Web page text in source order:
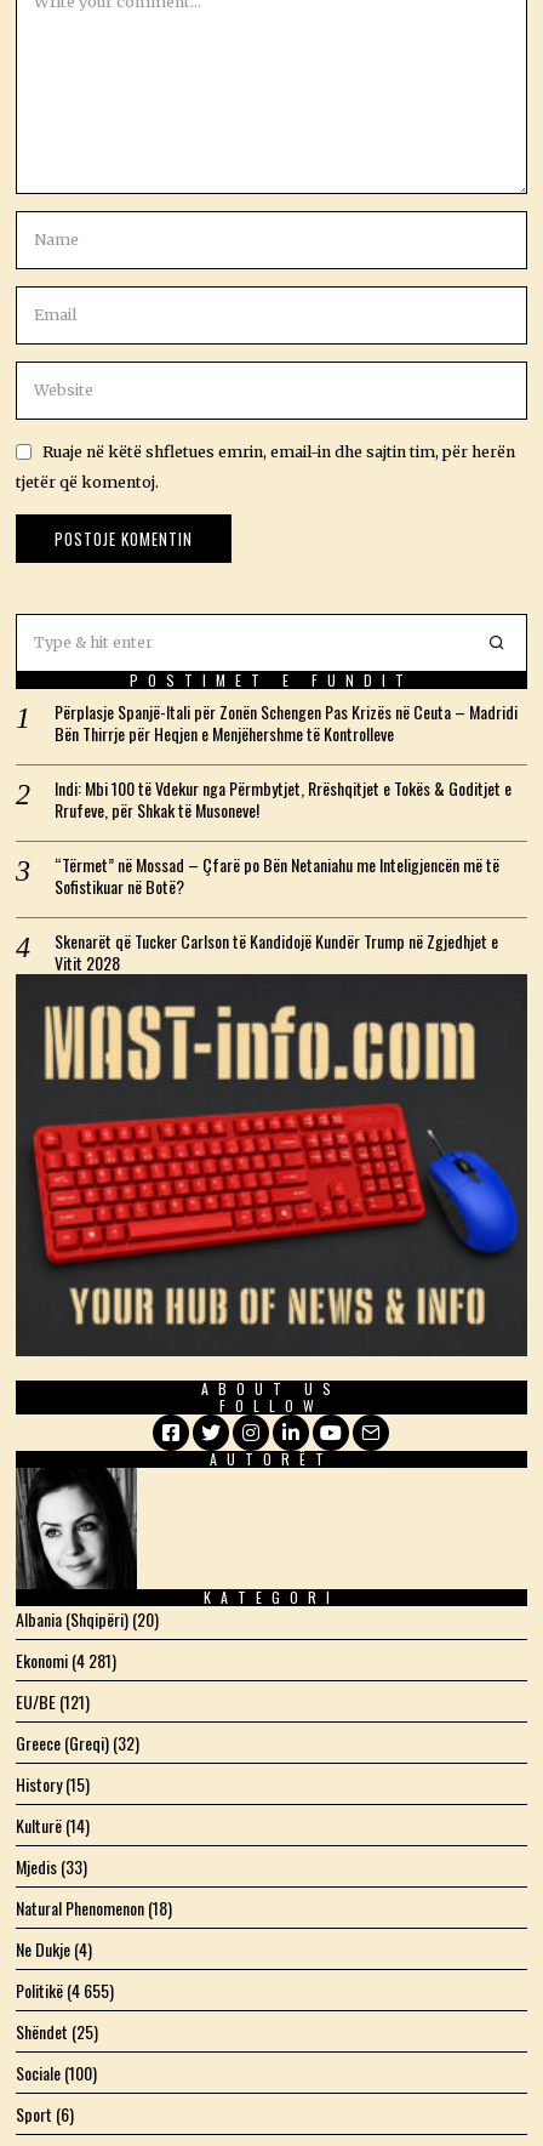
Ruaje në këtë shfletues emrin, email-in dhe sajtin tim, për herën
tjetër që komentoj.
POSTIMET E FUNDIT
Përplasje Spanjë-Itali për Zonën Schengen Pas Krizës në Ceuta – Madridi
Bën Thirrje për Heqjen e Menjëhershme të Kontrolleve
Indi: Mbi 100 të Vdekur nga Përmbytjet, Rrëshqitjet e Tokës & Goditjet e
Rrufeve, për Shkak të Musoneve!
“Tërmet” në Mossad – Çfarë po Bën Netaniahu me Inteligjencën më të
Sofistikuar në Botë?
Skenarët që Tucker Carlson të Kandidojë Kundër Trump në Zgjedhjet e
Vitit 2028
ABOUT US
FOLLOW
Facebook
TwitterInstagram
LinkedIn
YouTube
Email
AUTORËT
KATEGORI
Albania (Shqipëri)(20)
Ekonomi(4 281)
EU/BE(121)
Greece (Greqi)(32)
History(15)
Kulturë(14)
Mjedis(33)
Natural Phenomenon(18)
Ne Dukje(4)
Politikë(4 655)
Shëndet (25)
Sociale(100)
Sport (6)